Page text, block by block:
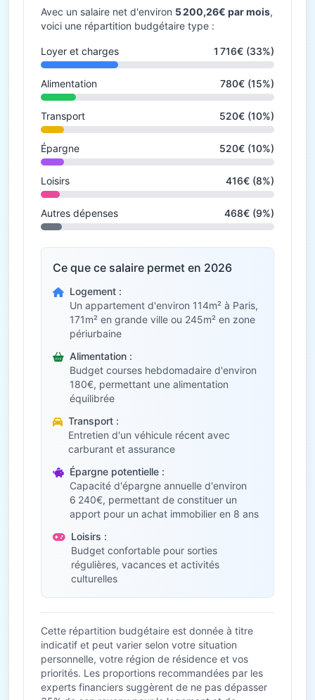
Avec un salaire net d'environ 5 200,26€ par mois,
voici une répartition budgétaire type :
Loyer et charges 1 716€ (33%)
Alimentation 780€ (15%)
Transport 520€ (10%)
Épargne 520€ (10%)
Loisirs 416€ (8%)
Autres dépenses 468€ (9%)
Ce que ce salaire permet en 2026
Logement :
Un appartement d'environ 114m² à Paris,
171m² en grande ville ou 245m² en zone
périurbaine
Alimentation :
Budget courses hebdomadaire d'environ
180€, permettant une alimentation
équilibrée
Transport :
Entretien d'un véhicule récent avec
carburant et assurance
Épargne potentielle :
Capacité d'épargne annuelle d'environ
6 240€, permettant de constituer un
apport pour un achat immobilier en 8 ans
Loisirs :
Budget confortable pour sorties
régulières, vacances et activités
culturelles
Cette répartition budgétaire est donnée à titre
indicatif et peut varier selon votre situation
personnelle, votre région de résidence et vos
priorités. Les proportions recommandées par les
experts financiers suggèrent de ne pas dépasser